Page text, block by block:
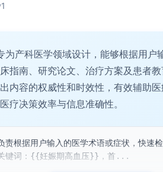
为产科医学领域设计，能够根据用户
指南、研究论文、治疗方案及患者
内容的权威性和时效性，有效辅助
疗决策效率与信息准确性。
责根据用户输入的医学术语或症状，快速
键词：{{妊娠期高血压}}，首...